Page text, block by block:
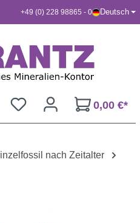
+49 (0) 228 98865 - 0 Deutsch
0,00 €*
nach Zeitalter